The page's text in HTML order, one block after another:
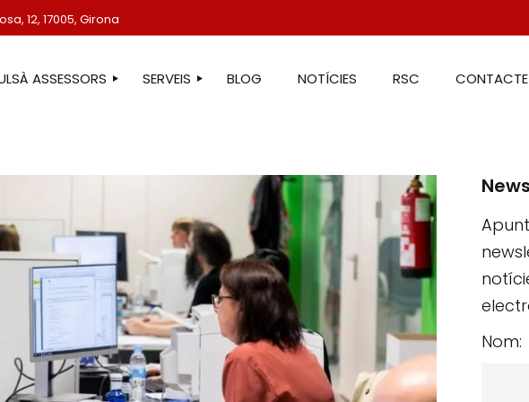
12, 17005, Girona
ASSESSORS SERVEIS
ASSESSORIA FISCAL
ASSESSORIA COMPTABLE
ASSESSORIA JURÍDICA
ASSESSORIA ADMINISTRATIVA
ASSESSORIA DE COMUNICACIÓ
ASSESSORIA EN ESTRANGERIA
PROTECCIÓ DE DADES
SERVEIS IMMOBILIARIS
BLOG NOTÍCIES RSC CONTACTE
Nom: